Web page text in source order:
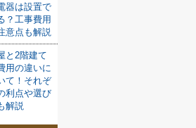
器は設置で
？工事費用
意点も解説
と2階建て
用の違いに
て！それぞ
利点や選び
解説